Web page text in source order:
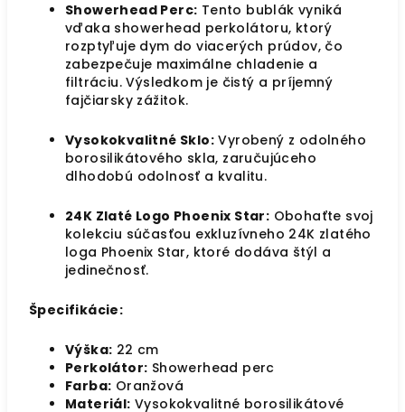
Showerhead Perc: Tento bublák vyniká
vďaka showerhead perkolátoru, ktorý
rozptyľuje dym do viacerých prúdov, čo
zabezpečuje maximálne chladenie a
filtráciu. Výsledkom je čistý a príjemný
fajčiarsky zážitok.
Vysokokvalitné Sklo: Vyrobený z odolného
borosilikátového skla, zaručujúceho
dlhodobú odolnosť a kvalitu.
24K Zlaté Logo Phoenix Star: Obohaťte svoj
kolekciu súčasťou exkluzívneho 24K zlatého
loga Phoenix Star, ktoré dodáva štýl a
jedinečnosť.
Špecifikácie:
Výška: 22 cm
Perkolátor: Showerhead perc
Farba: Oranžová
Materiál: Vysokokvalitné borosilikátové